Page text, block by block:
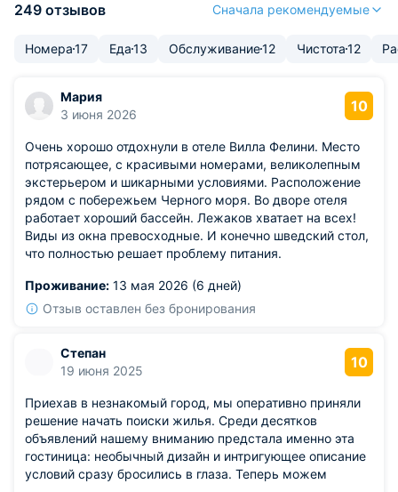
249 отзывов Сначала рекомендуемые
Номера17 Еда13 Обслуживание12 Чистота12
Мария
3 июня 2026
10
Очень хорошо отдохнули в отеле Вилла Фелини. Место
потрясающее, с красивыми номерами, великолепным
экстерьером и шикарными условиями. Расположение
рядом с побережьем Черного моря. Во дворе отеля
работает хороший бассейн. Лежаков хватает на всех!
Виды из окна превосходные. И конечно шведский стол,
что полностью решает проблему питания.
Проживание: 13 мая 2026 (6 дней)
Отзыв оставлен без бронирования
Степан
19 июня 2025
10
Приехав в незнакомый город, мы оперативно приняли
решение начать поиски жилья. Среди десятков
объявлений нашему вниманию предстала именно эта
гостиница: необычный дизайн и интригующее описание
условий сразу бросились в глаза. Теперь можем